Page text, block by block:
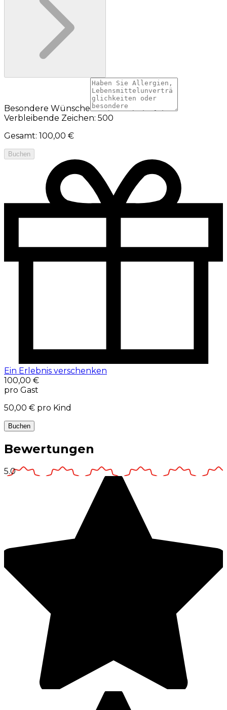
Besondere Wünsche
Verbleibende Zeichen: 500
Gesamt: 100,00 €
Buchen
Ein Erlebnis verschenken
100,00 €
pro Gast
50,00 € pro Kind
Buchen
Bewertungen
5.0